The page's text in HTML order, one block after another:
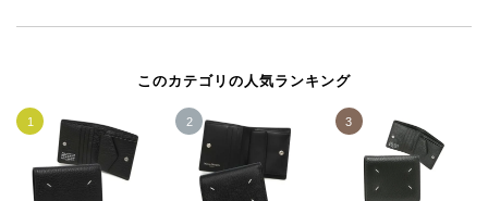
このカテゴリの人気ランキング
1 2 3